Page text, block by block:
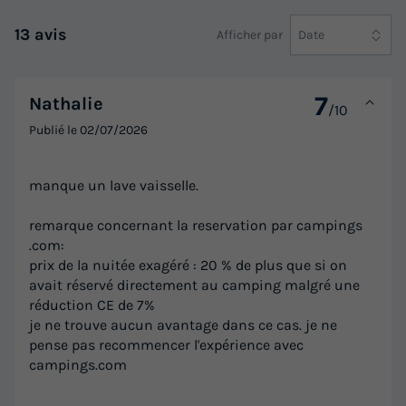
non couverte + plancha + Lave-vaisselle -
Annulation gratuite
32m²
Accès wifi Animaux autorisés *
Lave-vaisselle
+ 6
13 avis Afficher par Date
Nathalie 7/10
Publié le02/07/2026
manque un lave vaisselle.
remarque concernant la reservation par campings
.com:
prix de la nuitée exagéré : 20 % de plus que si on
avait réservé directement au camping malgré une
réduction CE de 7%
je ne trouve aucun avantage dans ce cas. je ne
pense pas recommencer l'expérience avec
campings.com